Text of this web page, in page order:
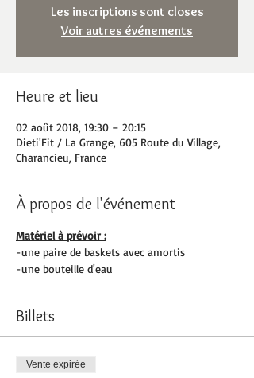
Les inscriptions sont closes
Voir autres événements
Heure et lieu
02 août 2018, 19:30 – 20:15
Dieti'Fit / La Grange, 605 Route du Village,
Charancieu, France
À propos de l'événement
Matériel à prévoir :
-une paire de baskets avec amortis
-une bouteille d'eau
Billets
Vente expirée